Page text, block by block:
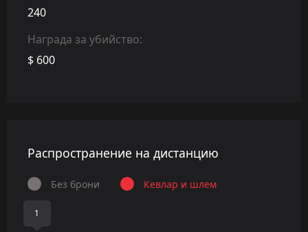
240
Награда за убийство:
$ 600
Распространение на дистанцию
Без брони Кевлар и шлем
1